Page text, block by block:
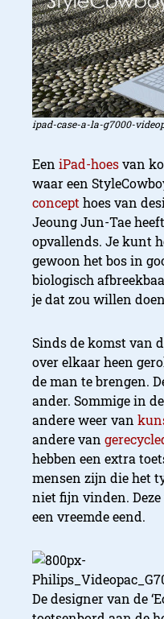
ipad-case-a-la-g7000-
Een iPad-hoesvan
waar een
concept hoes van
Jeoung Jun-Tae
opvallends. Je kunt
gewoon het bos in
biologisch
je dat zou willen
Sinds de komst van
over elkaar heen
de man te brengen.
ander. Sommige in
andere weer van
andere van
hebben een extra
mensen zijn die het
niet fijn vinden.
een vreemde eend.
De designer van de